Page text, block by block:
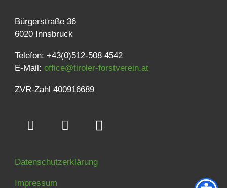
Bürgerstraße 36
6020 Innsbruck
Telefon: +43(0)512-508 4542
E-Mail:office@tiroler-forstverein.at
ZVR-Zahl 400916689
Datenschutzerklärung
Impressum